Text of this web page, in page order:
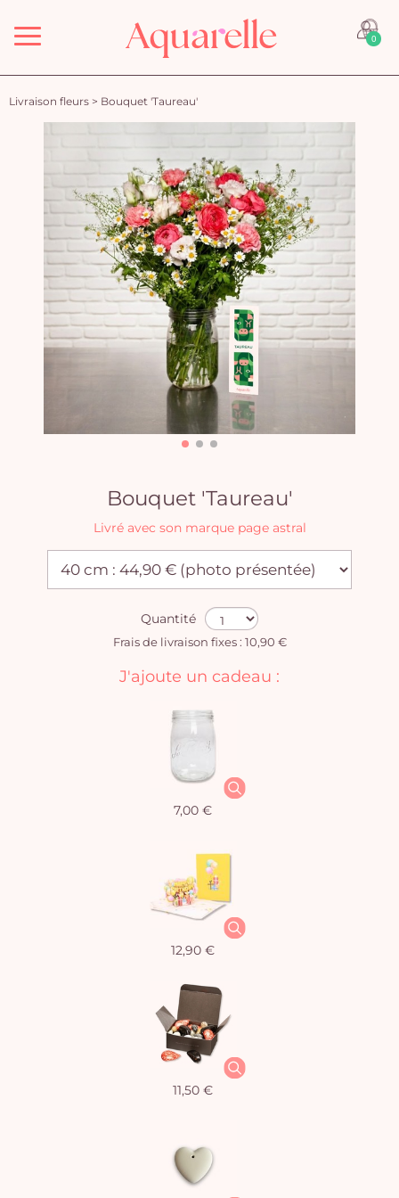
Menu 0
Livraison fleurs > Bouquet 'Taureau'
Bouquet 'Taureau'
Livré avec son marque page astral
Quantité
Frais de livraison fixes : 10,90 €
J'ajoute un cadeau :
7,00 €
12,90 €
11,50 €